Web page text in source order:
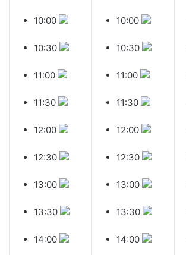
10:00
10:30
11:00
11:30
12:00
12:30
13:00
13:30
14:00
10:00
10:30
11:00
11:30
12:00
12:30
13:00
13:30
14:00